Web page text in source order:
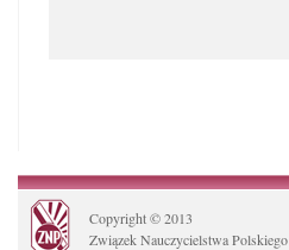
Copyright © 2013
Związek Nauczycielstwa Polskiego